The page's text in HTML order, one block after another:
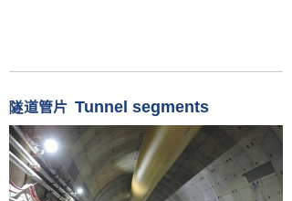
隧道管片 Tunnel segments